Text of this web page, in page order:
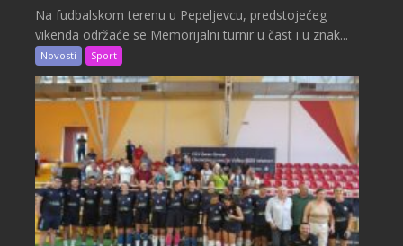
Na fudbalskom terenu u Pepeljevcu, predstojećeg
vikenda održaće se Memorijalni turnir u čast i u znak...
Novosti Sport